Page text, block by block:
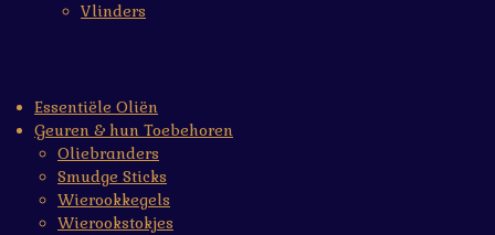
Vlinders
Essentiële Oliën
Geuren & hun Toebehoren
Oliebranders
Smudge Sticks
Wierookkegels
Wierookstokjes